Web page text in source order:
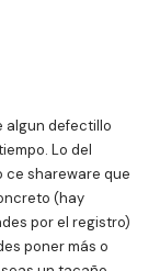
algun defectillo
Lo del
ce shareware que
(hay
por el registro)
poner más o